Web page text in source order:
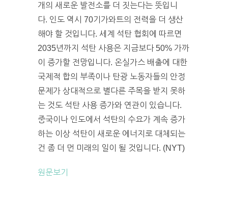
개의 새로운 발전소를 더 짓는다는 뜻입니
다. 인도 역시 70기가와트의 전력을 더 생산
해야 할 것입니다. 세계 석탄 협회에 따르면
2035년까지 석탄 사용은 지금보다 50% 가까
이 증가할 전망입니다. 온실가스 배출에 대한
국제적 합의 부족이나 탄광 노동자들의 안정
문제가 상대적으로 별다른 주목을 받지 못하
는 것도 석탄 사용 증가와 연관이 있습니다.
중국이나 인도에서 석탄의 수요가 계속 증가
하는 이상 석탄이 새로운 에너지로 대체되는
건 좀 더 먼 미래의 일이 될 것입니다. (NYT)
원문보기